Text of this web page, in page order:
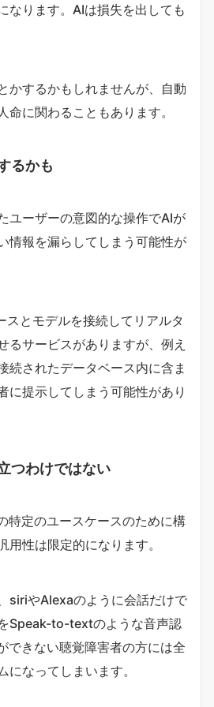
なります。AIは損失を出しても
かするかもしれませんが、自動
命に関わることもあります。
るかも
ユーザーの意図的な操作でAIが
情報を漏らしてしまう可能性が
スとモデルを接続してリアルタ
るサービスがありますが、例え
続されたデータベース内に含ま
に提示してしまう可能性があり
つわけではない
特定のユースケースのために構
用性は限定的になります。
siriやAlexaのように会話だけで
Speak-to-textのような音声認
できない聴覚障害者の方には全
になってしまいます。